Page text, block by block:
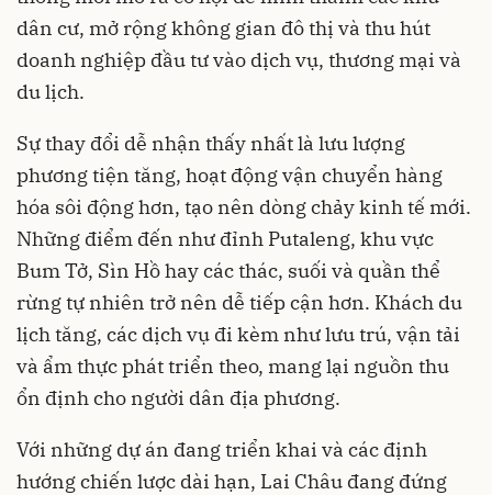
dân cư, mở rộng không gian đô thị và thu hút
doanh nghiệp đầu tư vào dịch vụ, thương mại và
du lịch.
Sự thay đổi dễ nhận thấy nhất là lưu lượng
phương tiện tăng, hoạt động vận chuyển hàng
hóa sôi động hơn, tạo nên dòng chảy kinh tế mới.
Những điểm đến như đỉnh Putaleng, khu vực
Bum Tở, Sìn Hồ hay các thác, suối và quần thể
rừng tự nhiên trở nên dễ tiếp cận hơn. Khách du
lịch tăng, các dịch vụ đi kèm như lưu trú, vận tải
và ẩm thực phát triển theo, mang lại nguồn thu
ổn định cho người dân địa phương.
Với những dự án đang triển khai và các định
hướng chiến lược dài hạn, Lai Châu đang đứng